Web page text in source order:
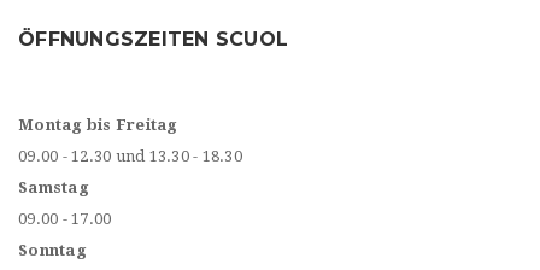
ÖFFNUNGSZEITEN SCUOL
Montag bis Freitag
09.00 - 12.30 und 13.30 - 18.30
Samstag
09.00 - 17.00
Sonntag